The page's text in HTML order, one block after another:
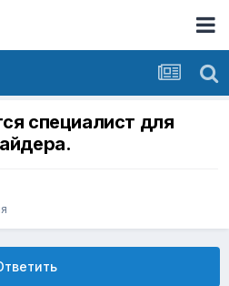
специалист для